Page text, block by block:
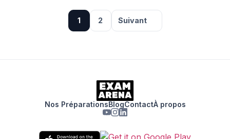
1 2 Suivant
Nos PréparationsBlogContactÀ propos